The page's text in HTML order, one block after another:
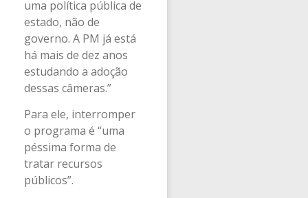
uma política pública de
estado, não de
governo. A PM já está
há mais de dez anos
estudando a adoção
dessas câmeras.”
Para ele, interromper
o programa é “uma
péssima forma de
tratar recursos
públicos”.